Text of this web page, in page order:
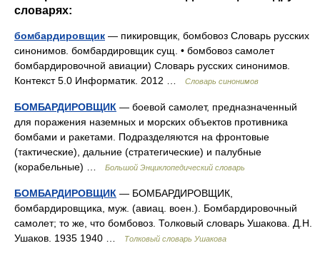
словарях:
бомбардировщик — пикировщик, бомбовоз Словарь русских
синонимов. бомбардировщик сущ. • бомбовоз самолет
бомбардировочной авиации) Словарь русских синонимов.
Контекст 5.0 Информатик. 2012 …
Словарь синонимов
БОМБАРДИРОВЩИК — боевой самолет, предназначенный
для поражения наземных и морских объектов противника
бомбами и ракетами. Подразделяются на фронтовые
(тактические), дальние (стратегические) и палубные
(корабельные) …
Большой Энциклопедический словарь
БОМБАРДИРОВЩИК — БОМБАРДИРОВЩИК,
бомбардировщика, муж. (авиац. воен.). Бомбардировочный
самолет; то же, что бомбовоз. Толковый словарь Ушакова. Д.Н.
Ушаков. 1935 1940 …
Толковый словарь Ушакова